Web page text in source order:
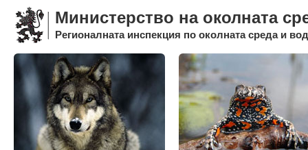
Министерство на околната
Регионалната инспекция по околната среда и